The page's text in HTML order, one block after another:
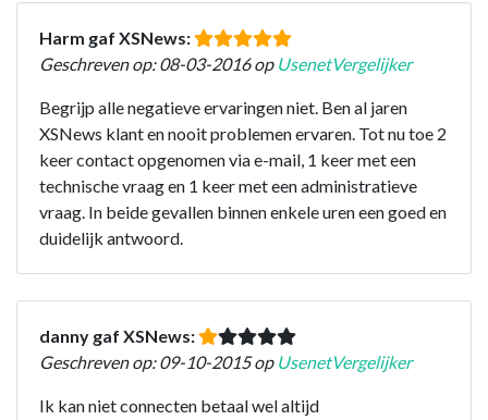
Harm gaf XSNews:
Geschreven op: 08-03-2016 op UsenetVergelijker
Begrijp alle negatieve ervaringen niet. Ben al jaren
XSNews klant en nooit problemen ervaren. Tot nu toe 2
keer contact opgenomen via e-mail, 1 keer met een
technische vraag en 1 keer met een administratieve
vraag. In beide gevallen binnen enkele uren een goed en
duidelijk antwoord.
danny gaf XSNews:
Geschreven op: 09-10-2015 op UsenetVergelijker
Ik kan niet connecten betaal wel altijd